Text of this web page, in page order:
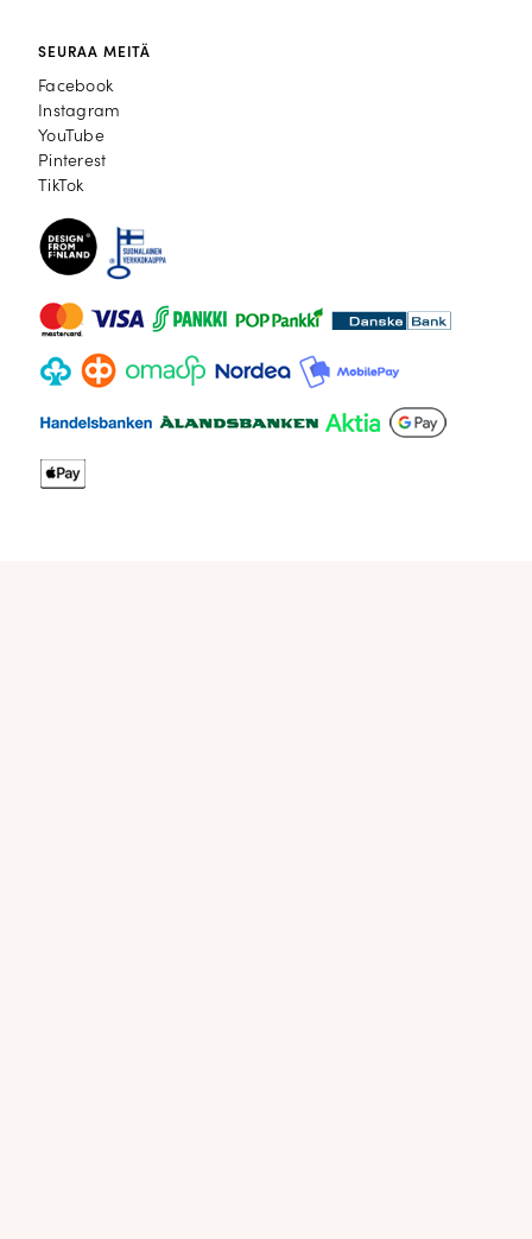
SEURAA MEITÄ
Facebook
Facebook
Instagram
Instagram
YouTube
YouTube
Pinterest
Pinterest
TikTok
TikTok